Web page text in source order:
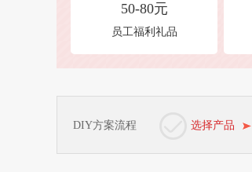
50-80元
员工福利礼品
DIY方案流程 选择产品